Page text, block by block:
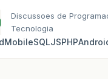
Discussoes de
Tecnologia
MobileSQLJSPHP